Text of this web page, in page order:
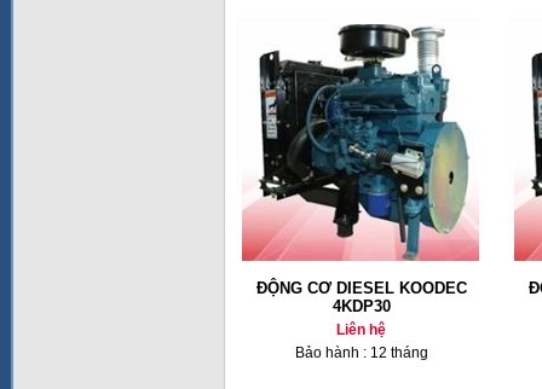
ĐỘNG CƠ DIESEL KOODEC
4KDP30
Liên hệ
Bảo hành : 12 tháng